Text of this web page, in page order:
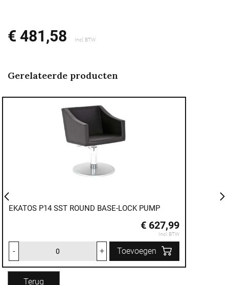
€ 481,58 Incl. BTW
Gerelateerde producten
EKATOS P14 SST ROUND BASE-LOCK PUMP
€ 627,99
Incl. BTW
- + Toevoegen
Terug